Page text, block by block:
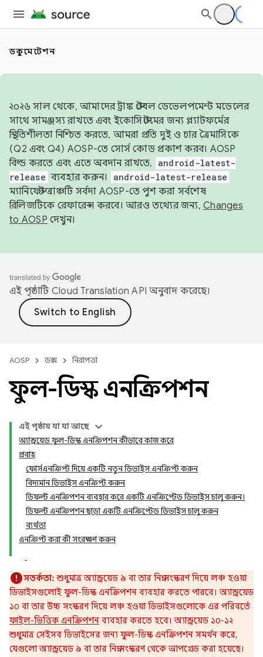
ডকুমেন্টেশন
২০২৬ সাল থেকে, আমাদের ট্রাঙ্ক স্টেবল ডেভেলপমেন্ট মডেলের
সাথে সামঞ্জস্য রাখতে এবং ইকোসিস্টেমের জন্য প্ল্যাটফর্মের
স্থিতিশীলতা নিশ্চিত করতে, আমরা প্রতি দুই ও চার ত্রৈমাসিকে
(Q2 এবং Q4) AOSP-তে সোর্স কোড প্রকাশ করব। AOSP
বিল্ড করতে এবং এতে অবদান রাখতে,
android-latest-
release ব্যবহার করুন। android-latest-release
ম্যানিফেস্ট ব্রাঞ্চটি সর্বদা AOSP-তে পুশ করা সর্বশেষ
রিলিজটিকে রেফারেন্স করবে। আরও তথ্যের জন্য, Changes
to AOSP দেখুন।
এই পৃষ্ঠাটি Cloud Translation API অনুবাদ করেছে।
AOSP ডক্স নিরাপত্তা
ফুল-ডিস্ক এনক্রিপশন
এই পৃষ্ঠায় যা যা আছে
অ্যান্ড্রয়েড ফুল-ডিস্ক এনক্রিপশন কীভাবে কাজ করে
প্রবাহ
ফোর্সএনক্রিপ্ট দিয়ে একটি নতুন ডিভাইস এনক্রিপ্ট করুন
বিদ্যমান ডিভাইস এনক্রিপ্ট করুন
ডিফল্ট এনক্রিপশন ব্যবহার করে একটি এনক্রিপ্টেড ডিভাইস চালু করুন।
ডিফল্ট এনক্রিপশন ছাড়া একটি এনক্রিপ্টেড ডিভাইস চালু করুন
ব্যর্থতা
এনক্রিপ্ট করা কী সংরক্ষণ করুন
সতর্কতা: শুধুমাত্র অ্যান্ড্রয়েড ৯ বা তার নিম্ন সংস্করণ দিয়ে লঞ্চ হওয়া
ডিভাইসগুলোই ফুল-ডিস্ক এনক্রিপশন ব্যবহার করতে পারবে। অ্যান্ড্রয়েড
১০ বা তার উচ্চ সংস্করণ দিয়ে লঞ্চ হওয়া ডিভাইসগুলোকে এর পরিবর্তে
ফাইল-ভিত্তিক এনক্রিপশন ব্যবহার করতে হবে। অ্যান্ড্রয়েড ১০-১২
শুধুমাত্র সেইসব ডিভাইসের জন্য ফুল-ডিস্ক এনক্রিপশন সমর্থন করে,
যেগুলো অ্যান্ড্রয়েড ৯ বা তার নিম্ন সংস্করণ থেকে আপগ্রেড করা হয়েছে।